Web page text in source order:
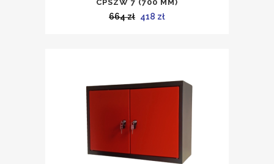
CPSZW 7 (700 MM)
664zł Pierwotna
418 złAktualna